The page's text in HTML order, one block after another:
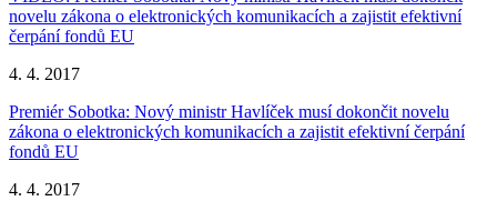
novelu zákona o elektronických komunikacích a zajistit efektivní
čerpání fondů EU
4. 4. 2017
Premiér Sobotka: Nový ministr Havlíček musí dokončit novelu
zákona o elektronických komunikacích a zajistit efektivní čerpání
fondů EU
4. 4. 2017